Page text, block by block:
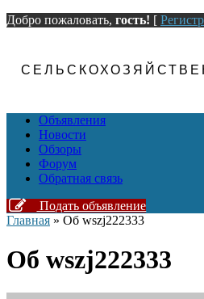
Добро пожаловать, гость! [
Объявления
Новости
Обзоры
Форум
Обратная связь
Подать объявление
Главная » Об wszj222333
Об wszj222333